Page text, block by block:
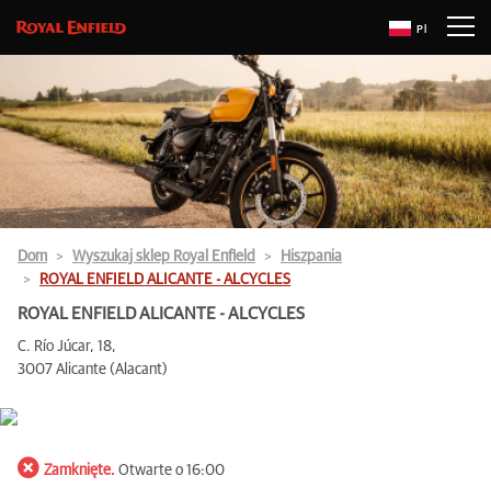
Pl
Dom Wyszukaj sklep Royal Enfield
Hiszpania
ROYAL ENFIELD ALICANTE - ALCYCLES
ROYAL ENFIELD ALICANTE - ALCYCLES
C. Río Júcar, 18,
3007 Alicante (Alacant)
Zamknięte. Otwarte o 16:00